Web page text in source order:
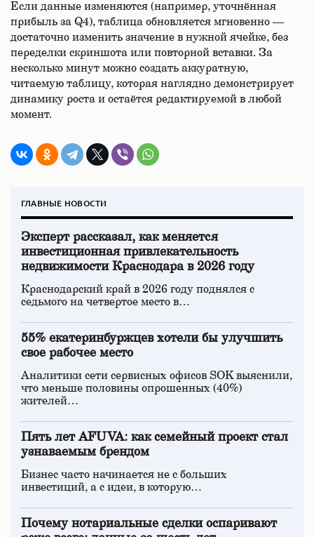
Если данные изменяются (например, уточнённая
прибыль за Q4), таблица обновляется мгновенно —
достаточно изменить значение в нужной ячейке, без
переделки скриншота или повторной вставки. За
несколько минут можно создать аккуратную,
читаемую таблицу, которая наглядно демонстрирует
динамику роста и остаётся редактируемой в любой
момент.
ГЛАВНЫЕ НОВОСТИ
Эксперт рассказал, как меняется
инвестиционная привлекательность
недвижимости Краснодара в 2026 году
Краснодарский край в 2026 году поднялся с
седьмого на четвертое место в…
55% екатеринбуржцев хотели бы улучшить
свое рабочее место
Аналитики сети сервисных офисов SOK выяснили,
что меньше половины опрошенных (40%)
жителей…
Пять лет AFUVA: как семейный проект стал
узнаваемым брендом
Бизнес часто начинается не с больших
инвестиций, а с идеи, в которую…
Почему нотариальные сделки оспаривают